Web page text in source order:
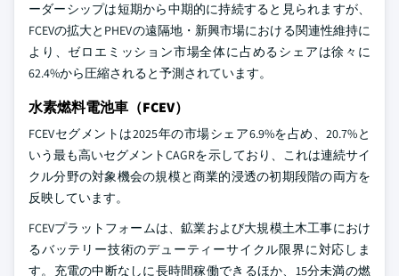
ーダーシップは短期から中期的に持続すると見られますが、
FCEVの拡大とPHEVの遠隔地・新興市場における関連性維持に
より、ゼロエミッション市場全体に占めるシェアは徐々に
62.4%から圧縮されると予測されています。
水素燃料電池車（FCEV）
FCEVセグメントは2025年の市場シェア6.9%を占め、20.7%と
いう最も高いセグメントCAGRを示しており、これは連続サイ
クル分野の対象機会の規模と商業的浸透の初期段階の両方を
反映しています。
FCEVプラットフォームは、鉱業および大規模土木工事におけ
るバッテリー技術のデューティーサイクル限界に対応しま
す。充電の中断なしに長時間稼働できるほか、15分未満の燃